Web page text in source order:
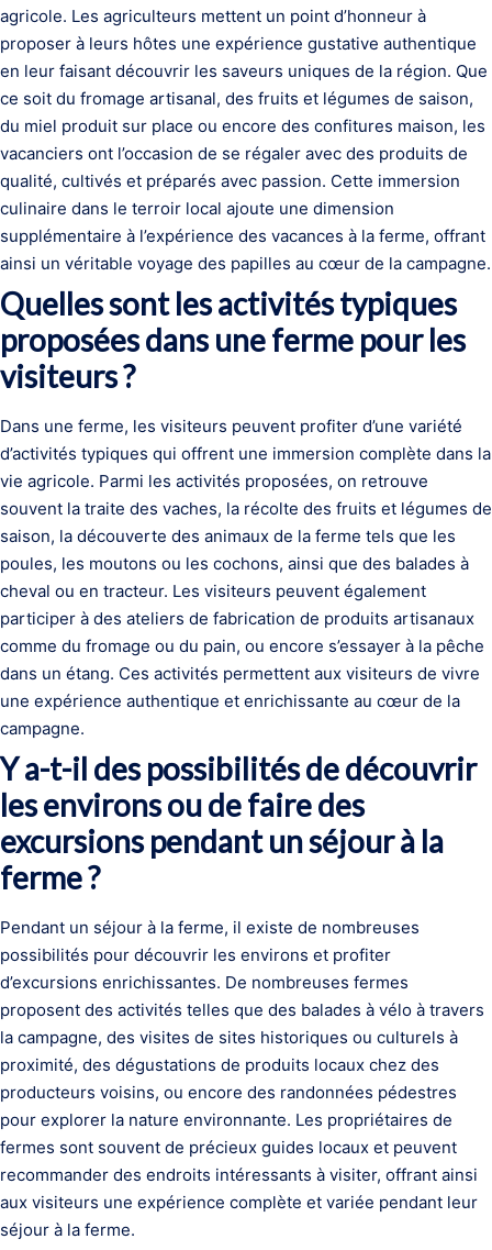
agricole. Les agriculteurs mettent un point d’honneur à
proposer à leurs hôtes une expérience gustative authentique
en leur faisant découvrir les saveurs uniques de la région. Que
ce soit du fromage artisanal, des fruits et légumes de saison,
du miel produit sur place ou encore des confitures maison, les
vacanciers ont l’occasion de se régaler avec des produits de
qualité, cultivés et préparés avec passion. Cette immersion
culinaire dans le terroir local ajoute une dimension
supplémentaire à l’expérience des vacances à la ferme, offrant
ainsi un véritable voyage des papilles au cœur de la campagne.
Quelles sont les activités typiques
proposées dans une ferme pour les
visiteurs ?
Dans une ferme, les visiteurs peuvent profiter d’une variété
d’activités typiques qui offrent une immersion complète dans la
vie agricole. Parmi les activités proposées, on retrouve
souvent la traite des vaches, la récolte des fruits et légumes de
saison, la découverte des animaux de la ferme tels que les
poules, les moutons ou les cochons, ainsi que des balades à
cheval ou en tracteur. Les visiteurs peuvent également
participer à des ateliers de fabrication de produits artisanaux
comme du fromage ou du pain, ou encore s’essayer à la pêche
dans un étang. Ces activités permettent aux visiteurs de vivre
une expérience authentique et enrichissante au cœur de la
campagne.
Y a-t-il des possibilités de découvrir
les environs ou de faire des
excursions pendant un séjour à la
ferme ?
Pendant un séjour à la ferme, il existe de nombreuses
possibilités pour découvrir les environs et profiter
d’excursions enrichissantes. De nombreuses fermes
proposent des activités telles que des balades à vélo à travers
la campagne, des visites de sites historiques ou culturels à
proximité, des dégustations de produits locaux chez des
producteurs voisins, ou encore des randonnées pédestres
pour explorer la nature environnante. Les propriétaires de
fermes sont souvent de précieux guides locaux et peuvent
recommander des endroits intéressants à visiter, offrant ainsi
aux visiteurs une expérience complète et variée pendant leur
séjour à la ferme.